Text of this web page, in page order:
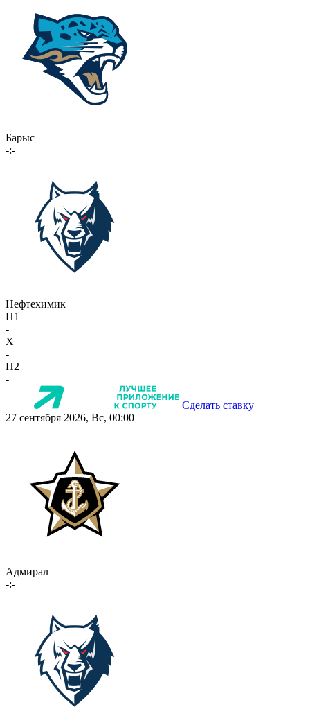
Барыс
-:-
Нефтехимик
П1
-
X
-
П2
-
Сделать ставку
27 сентября 2026, Вс, 00:00
Адмирал
-:-